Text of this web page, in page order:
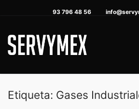
93 796 48 56
Etiqueta: Gases